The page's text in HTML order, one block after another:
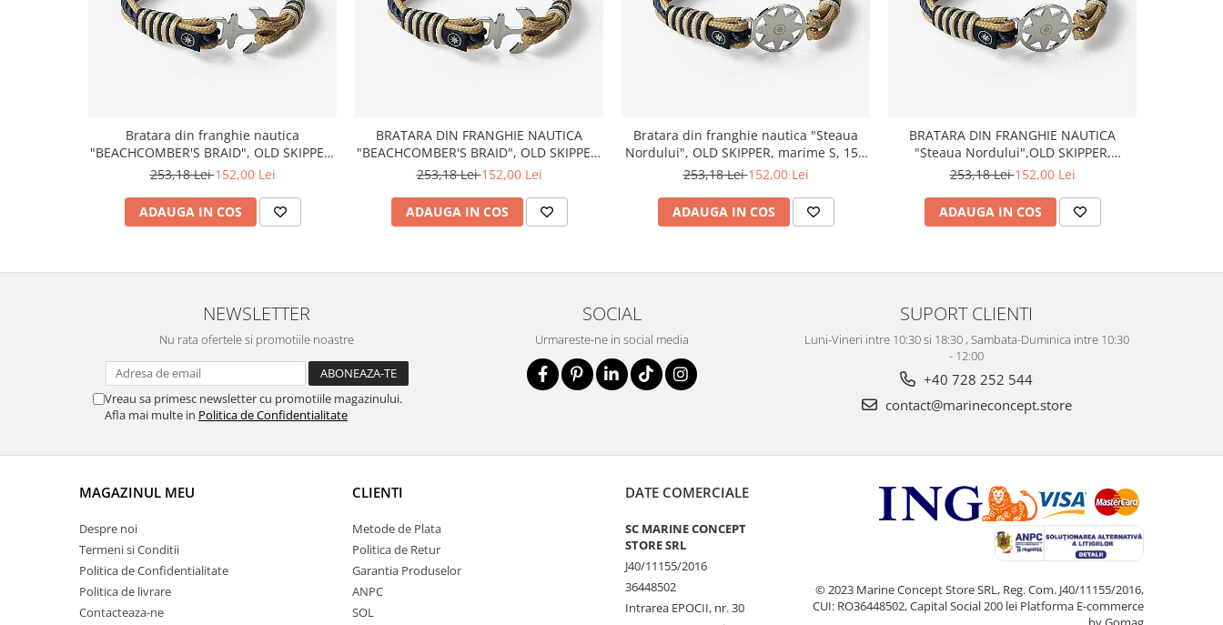
Bratara din franghie nautica
"BEACHCOMBER'S BRAID", OLD SKIPPER,
marime S, 15 - 16 cm
253,18 Lei152,00 Lei
ADAUGA IN COS
BRATARA DIN FRANGHIE NAUTICA
"BEACHCOMBER'S BRAID", OLD SKIPPER,
MARIME M, 17 - 18 CM
253,18 Lei152,00 Lei
ADAUGA IN COS
Bratara din franghie nautica "Steaua
Nordului", OLD SKIPPER, marime S, 15 -
16 cm
253,18 Lei152,00 Lei
ADAUGA IN COS
BRATARA DIN FRANGHIE NAUTICA
"Steaua Nordului",OLD SKIPPER,
MARIME M, 17 - 18 CM
253,18 Lei152,00 Lei
ADAUGA IN COS
NEWSLETTER
Nu rata ofertele si promotiile noastre
Vreau sa primesc newsletter cu promotiile magazinului.
Afla mai multe in Politica de Confidentialitate
SOCIAL
Urmareste-ne in social media
SUPORT CLIENTI
Luni-Vineri intre 10:30 si 18:30 , Sambata-Duminica intre 10:30
- 12:00
+40 728 252 544
contact@marineconcept.store
MAGAZINUL MEU
Despre noi
Termeni si Conditii
Politica de Confidentialitate
Politica de livrare
Contacteaza-ne
CLIENTI
Metode de Plata
Politica de Retur
Garantia Produselor
ANPC
SOL
DATE COMERCIALE
SC MARINE CONCEPT
STORE SRL
J40/11155/2016
36448502
Intrarea EPOCII, nr. 30
© 2023 Marine Concept Store SRL, Reg. Com. J40/11155/2016,
CUI: RO36448502, Capital Social 200 lei Platforma E-commerce